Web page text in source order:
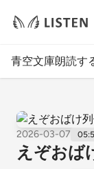
青空文庫朗読す
2026-03-07
えぞおば